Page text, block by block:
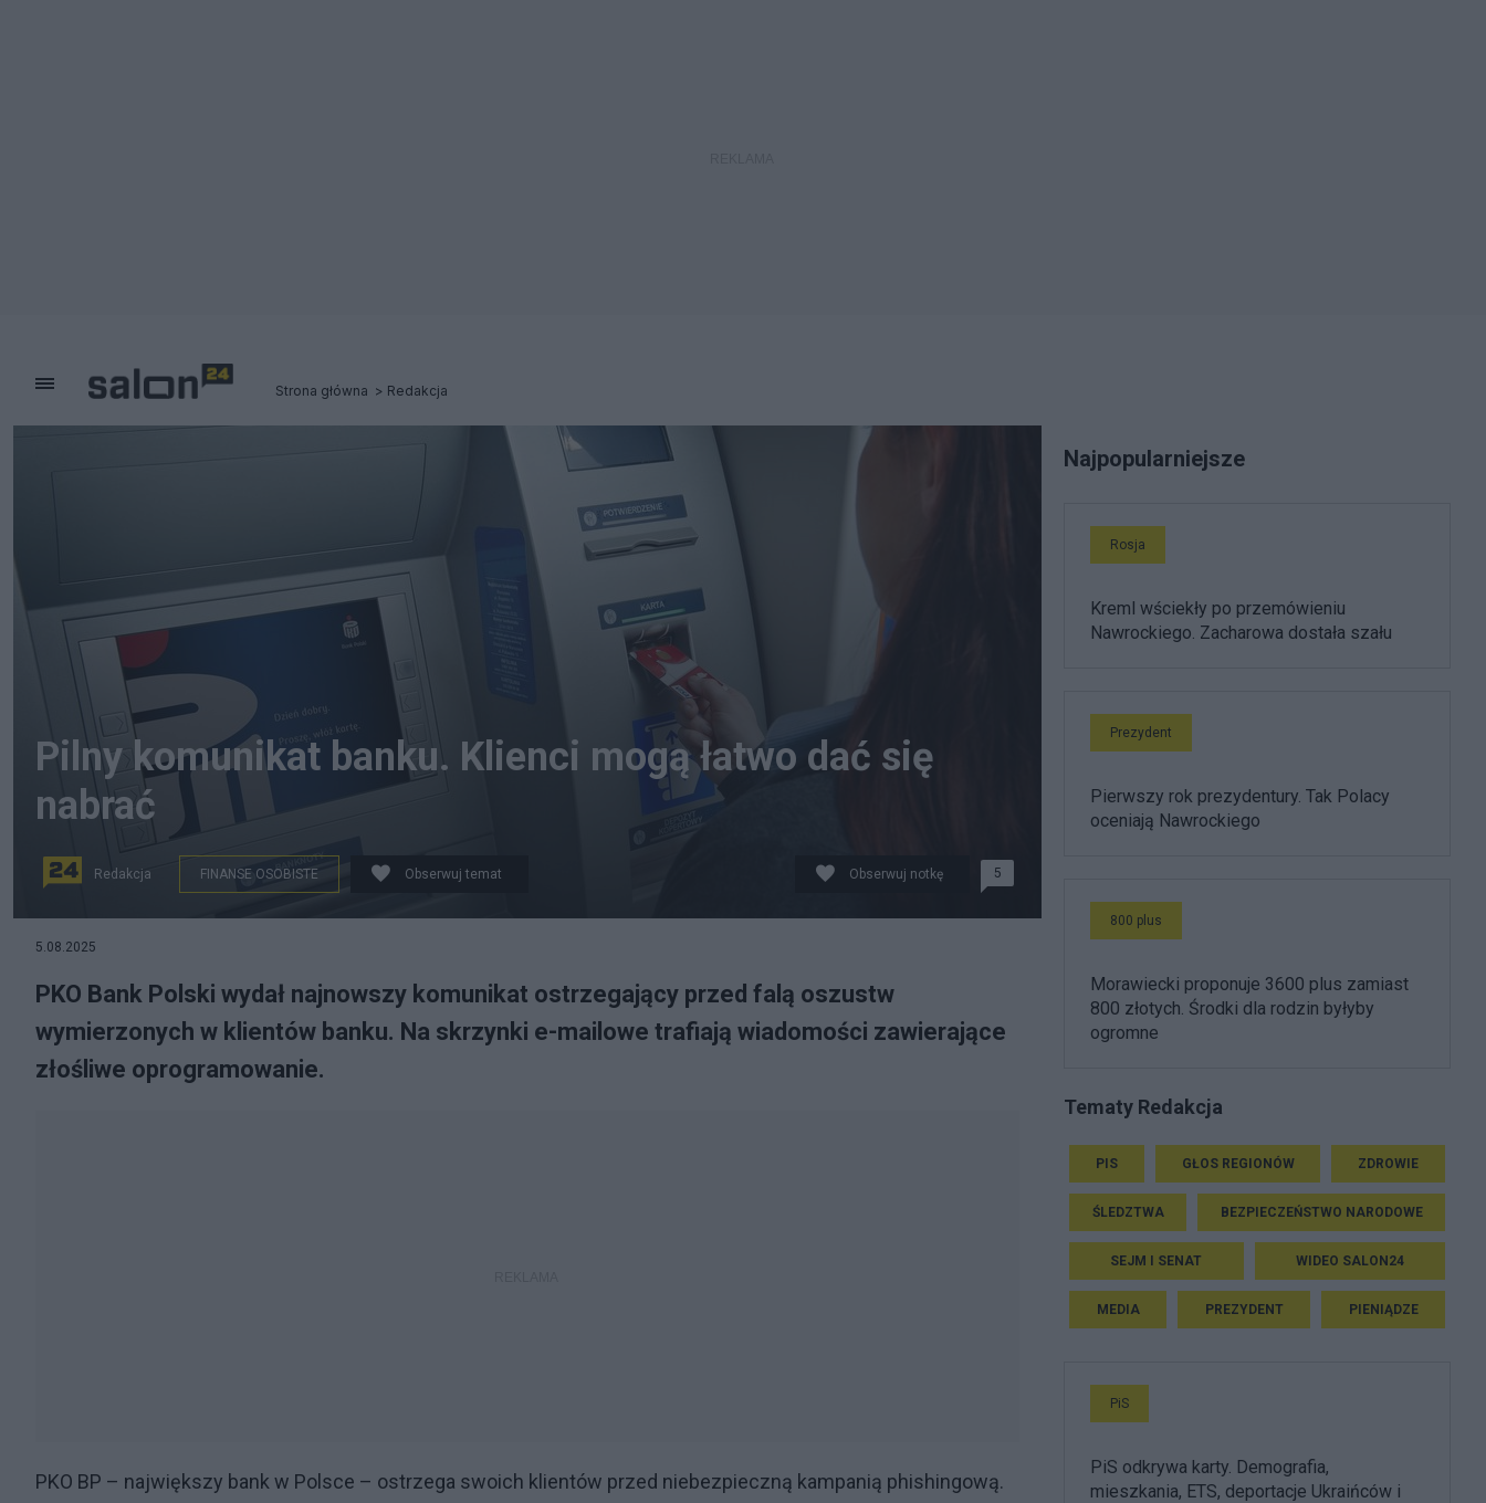
Strona główna Redakcja
Pilny komunikat banku. Klienci mogą łatwo dać się
nabrać
Redakcja FINANSE OSOBISTE Obserwuj temat Obserwuj notkę 5
5.08.2025
PKO Bank Polski wydał najnowszy komunikat ostrzegający przed falą oszustw
wymierzonych w klientów banku. Na skrzynki e-mailowe trafiają wiadomości zawierające
złośliwe oprogramowanie.
PKO BP – największy bank w Polsce – ostrzega swoich klientów przed niebezpieczną kampanią phishingową.
Najpopularniejsze
Rosja
Kreml wściekły po przemówieniu
Nawrockiego. Zacharowa dostała szału
Prezydent
Pierwszy rok prezydentury. Tak Polacy
oceniają Nawrockiego
800 plus
Morawiecki proponuje 3600 plus zamiast
800 złotych. Środki dla rodzin byłyby
ogromne
Tematy Redakcja
PIS GŁOS REGIONÓW ZDROWIE
ŚLEDZTWA BEZPIECZEŃSTWO NARODOWE
SEJM I SENAT WIDEO SALON24
MEDIA PREZYDENT PIENIĄDZE
PiS
PiS odkrywa karty. Demografia,
mieszkania, ETS, deportacje Ukraińców i